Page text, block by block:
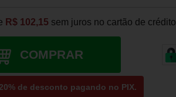
R$ 102,15 sem juros no cartão de crédito
COMPRAR
20% de desconto pagando no PIX.